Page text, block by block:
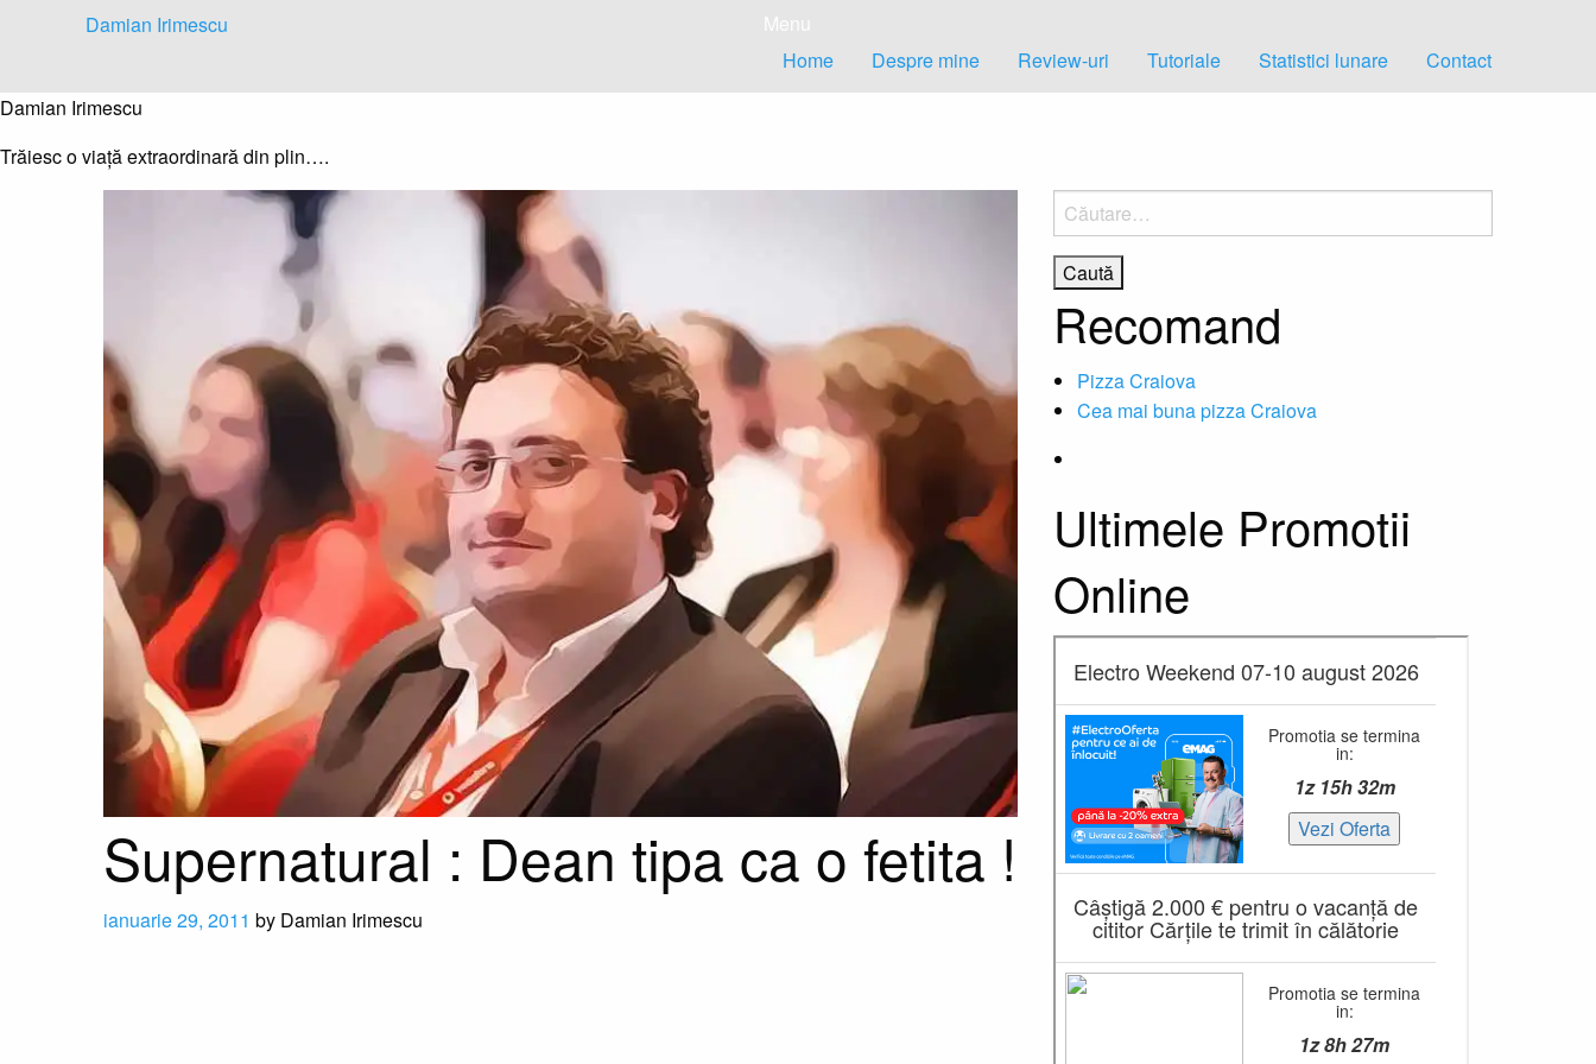
Damian Irimescu
Menu
Home
Despre mine Review-uri Tutoriale Statistici lunare
Contact
Damian Irimescu
Trăiesc o viață extraordinară din plin….
Supernatural : Dean tipa ca o fetita !
ianuarie 29, 2011 by Damian Irimescu
Caută
după:
Recomand
Pizza Craiova
Cea mai buna pizza Craiova
Ultimele Promotii
Online